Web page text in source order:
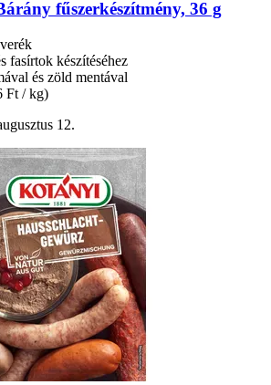
fűszerkészítmény, 36 g
fasírtok készítéséhez
és zöld mentával
Ft / kg)
12.